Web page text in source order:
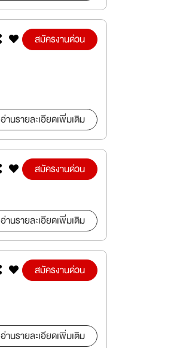
สมัครงานด่วน
อ่านรายละเอียดเพิ่มเติม
สมัครงานด่วน
อ่านรายละเอียดเพิ่มเติม
สมัครงานด่วน
อ่านรายละเอียดเพิ่มเติม